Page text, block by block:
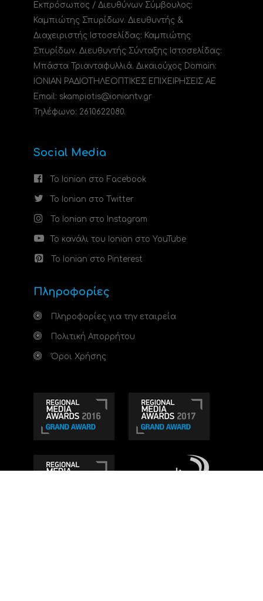
Εκπρόσωπος / Διευθύνων Σύμβουλος:
Καμπιώτης Σπυρίδων. Διευθυντής &
Διαχειριστής Ιστοσελίδας: Καμπιώτης
Σπυρίδων. Διευθυντής Σύνταξης Ιστοσελίδας:
Μπάστα Τριανταφυλλιά. Δικαιούχος Domain:
ΙΟΝΙΑΝ ΡΑΔΙΟΤΗΛΕΟΠΤΙΚΕΣ ΕΠΙΧΕΙΡΗΣΕΙΣ ΑΕ
Email: skampiotis@ioniantv.gr
Τηλέφωνο: 2610622080.
Social Media
Το Ionian στο Facebook
Το Ionian στο Twitter
Το Ionian στο Instagram
Το κανάλι του Ionian στο YouTube
Το Ionian στο Pinterest
Πληροφορίες
Πληροφορίες για την εταιρεία
Πολιτική Απορρήτου
Όροι Χρήσης